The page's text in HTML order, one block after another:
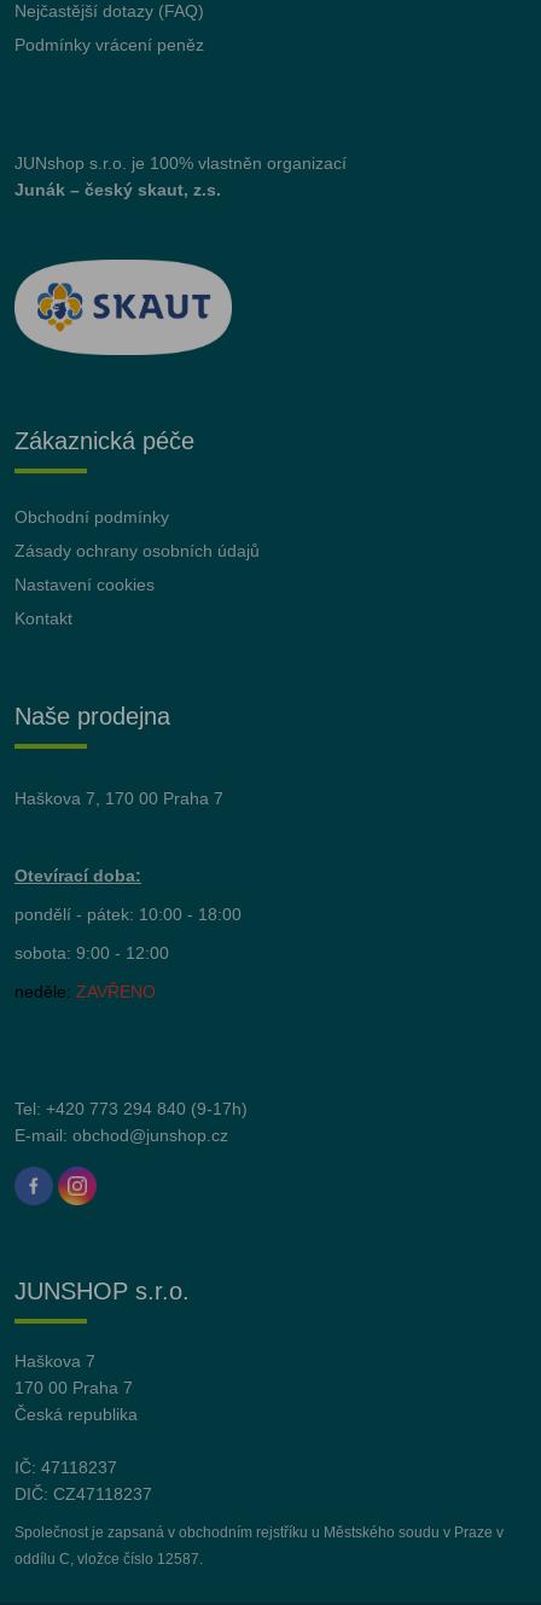
Nejčastější dotazy (FAQ)
Podmínky vrácení peněz
JUNshop s.r.o. je 100% vlastněn organizací
Junák – český skaut, z.s.
Zákaznická péče
Obchodní podmínky
Zásady ochrany osobních údajů
Nastavení cookies
Kontakt
Naše prodejna
Haškova 7, 170 00 Praha 7
Otevírací doba:
pondělí - pátek: 10:00 - 18:00
sobota: 9:00 - 12:00
neděle: ZAVŘENO
Tel: +420 773 294 840 (9-17h)
E-mail: obchod@junshop.cz
JUNSHOP s.r.o.
Haškova 7
170 00 Praha 7
Česká republika
IČ: 47118237
DIČ: CZ47118237
Společnost je zapsaná v obchodním rejstříku u Městského soudu v Praze v
oddílu C, vložce číslo 12587.